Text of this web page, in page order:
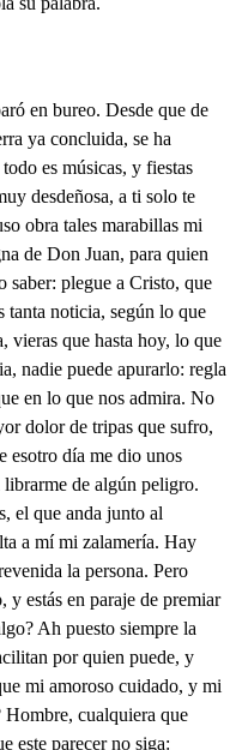
a hacerme terrero, según la cita que le hice: Hacia la ventana voy a esparcir esta vista. César; en este papel os traigo ya concedida la posesión de la hacienda, de que mi Fisco tenía la administración, en tanto que los pleitos se litigan. Demás de esto, aquí tenéis el Título, con mi firma; de Chanciller del Estado: puedo obrar con vos más fina? Quién, señora, con la voz, y el alma no lo pública? Pues al mismo paso vos, con amenazar mi vida, podéis obrar más aleve? No hay acción, que más os sirva de confusión, que advertir, cuanto por opuestas líneas de la voz de una traición, es eco una bizarría. Ay, señora, cuanto engañan voces, que no se averiguan. Ay, amor! yo no entiendo. tus tiranías. Eso si: prima, querrás que esta tonada se siga? La que tu gustares, Nise. Qué guste hay en quien suspira tan en vano? Pues qué engaño hay en lo que tu decías a Arnesto? Ser él, señora, quien contra ti se conspira. Si mandas, si ordenas, si quieres, si intimas, en tiernas lisonjas, en blandas delicias. Cómo? Haciéndome él esfuerzos a que su dictamen siga, y a que me alce con Milán. Habrá igual alevosía! Que cante la pena, que llore la risa. Querrás que ahora cante, Cloria Para qué te cansas, prima? No he dicho, que lo que erdenes? Mas me cansa a mí mi invidia. . Y el decirle tú, que darme muerte era cosa precisa, a qué salió? A qué hecho yo de parte suya, podría averiguar sus secretos, para darte la noticia. Bien, César, bien te lo creo, que otra cosa no cabia en tu pecho, ni en tu fe; y en la seberbia, en la altiva presunción de quien ha tanto, que el poder me tiraniza, con poco me persuado a intenciones más impías. No sabes, mi bien que en fe de que tú me vivificas, moriré de que tú mueras, viviré de que tu vivas En los Palacios de Siquis, donde todo fue armonía: No es este el tono, que más te agrada: Ay, Nise querida, que impertinente que estás. no vengas, haz que prosigan, que me inquietas. No es tan grande tu inquietud como la mía. . Pues, César desde hoy a Arnesto, ya que de ti se confía, y la cara no es posible sacar, en tanto que rija este Estado, a su castigo, le has de apurar sus enigmas, y darme de todo cuenta para que esté prevenida. Así te lo ofrezco En tanto, haré que cartas se escriban para que no le obedezcan mis Ciudades, y mis Villas. Claro está, que esto ha de ser con la cautela precisa, y en habiéndola logrado, yo sabré su tiranía enfrenar, y por ahora, para deslumbrarlo; a prima: Y diciendo, suspira: Ay, dulce dueño! Ay, bella idolatria! Nise. Qué quieres? Qué dejen de cantar, y que me sigan, que al campo quiero salir. Con vuestra hermosura a dar al día que vacilar. Dando con vuestro influir al Cielo que discurrir. Que con más benigno arder: Pues con mejor rosicler: Al espirar su arrebol: Vuelve a renacer el Sol. Vuelve el Alba a amanecer. Enrique, seáis bienvenido; Carlos, como os ha tratado la prisión? Tan obligado estoy, tan agradecido a la suerte, que rendido darla mil gracias espero, y de hacerme vuestro, infiero, que no hay libertad que cante. Yo no, que desde que amante vuestro fui, fui prisionero; rindiome vuestra beldad, y en tan amable prisión, perdió la fuerza su acción, pues obró la voluntad. Pero, Enrico, reparad en que dejaréis de ser esclavo con no querer; yo no, es más blasón mío el no tener albedrío, y el no poderle tener. En vos elección no ha habido, pues ha sido acción del hado. Si ay, pues la suerte me ha dado lo propio, que había escogido. Yo voluntario he venido a arder en tan dulce calma. Siendo así, mía es la palma, pues prosiguiendo su influjo el destino al cuerpo trujo tras de la elección del alma. Fue buen modo de venir, venir armado a lidiar? Yo intentaba pelear, no dejando de servir. Como es fácil distinguir, si obsequio, o venganza era Como Margárita viera, que mi afecto pretendía, que a quien yo le di la mía, sin libertad no estuviera. Pudiera haber otra acción. Esta elegí, y basta que yo la siguies